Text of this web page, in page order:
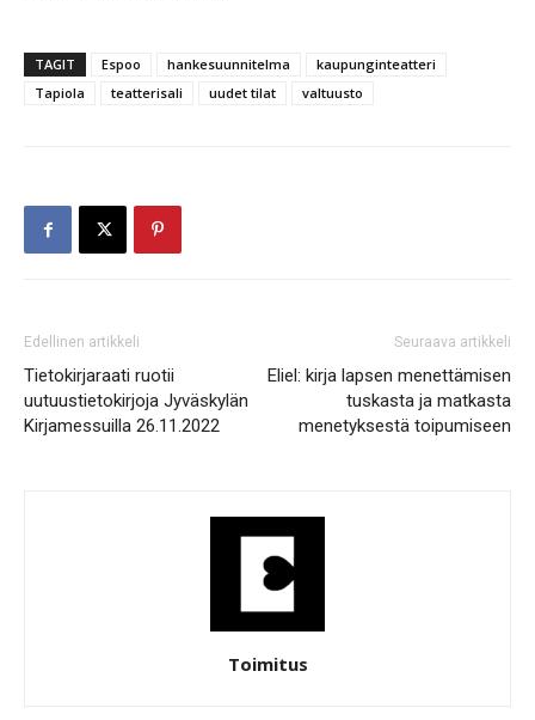
TAGIT Espoo hankesuunnitelma
kaupunginteatteri
Tapiola
teatterisali uudet tilat valtuusto
Edellinen artikkeli
Tietokirjaraati ruotii
uutuustietokirjoja Jyväskylän
Kirjamessuilla 26.11.2022
Seuraava artikkeli
Eliel: kirja lapsen menettämisen
tuskasta ja matkasta
menetyksestä toipumiseen
Toimitus